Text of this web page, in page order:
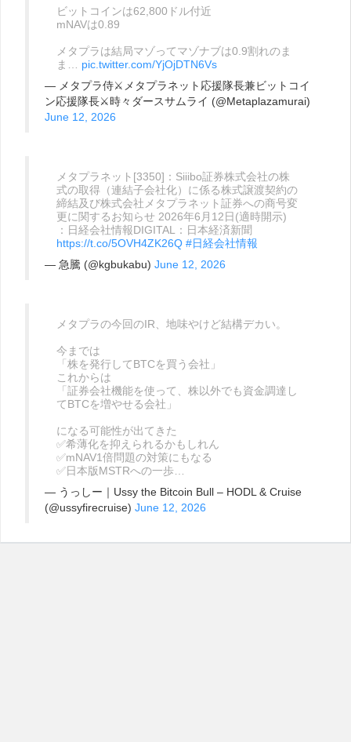
ビットコインは62,800ドル付近
mNAVは0.89
メタプラは結局マゾってマゾナブは0.9割れのま
ま‍… pic.twitter.com/YjOjDTN6Vs
— メタプラ侍⚔️メタプラネット応援隊長兼ビットコイ
ン応援隊長⚔️時々ダースサムライ (@Metaplazamurai)
June 12, 2026
メタプラネット[3350]：Siiibo証券株式会社の株
式の取得（連結子会社化）に係る株式譲渡契約の
締結及び株式会社メタプラネット証券への商号変
更に関するお知らせ 2026年6月12日(適時開示)
：日経会社情報DIGITAL：日本経済新聞
https://t.co/5OVH4ZK26Q #日経会社情報
— 急騰 (@kgbukabu) June 12, 2026
メタプラの今回のIR、地味やけど結構デカい。
今までは
「株を発行してBTCを買う会社」
これからは
「証券会社機能を使って、株以外でも資金調達し
てBTCを増やせる会社」
になる可能性が出てきた
✅希薄化を抑えられるかもしれん
✅mNAV1倍問題の対策にもなる
✅日本版MSTRへの一歩…
— うっしー｜Ussy the Bitcoin Bull – HODL & Cruise
(@ussyfirecruise) June 12, 2026